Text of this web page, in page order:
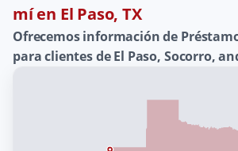
mí en El Paso, TX
Ofrecemos información de
para clientes de El Paso, Socorro,